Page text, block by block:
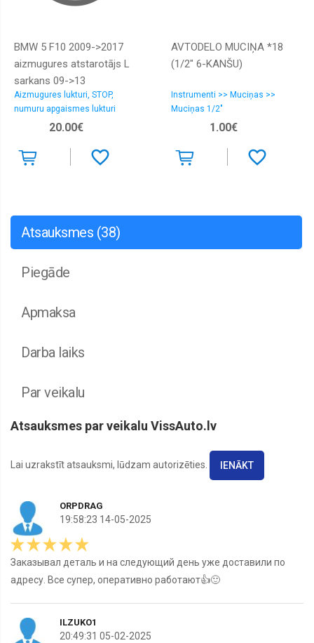
Kondicionieru
sajūgi,
vārsti
Kondicioniera
sausinātāji
Kondicioniera
sistēmas
Instrumenti
sporta
izpūtēji
BMW 5 F10 2009->2017
aizmugures atstarotājs L
sarkans 09->13
Aizmugures lukturi, STOP,
numuru apgaismes lukturi
20.00€
AVTODELO MUCIŅA *18
(1/2" 6-KANŠU)
Instrumenti >> Muciņas >>
Muciņas 1/2"
1.00€
Atsauksmes (38)
Piegāde
Apmaksa
Darba laiks
Par veikalu
Atsauksmes par veikalu VissAuto.lv
Lai uzrakstīt atsauksmi, lūdzam autorizēties. IENĀKT
ORPDRAG
19:58:23 14-05-2025
Заказывал деталь и на следующий день уже доставили по
адресу. Все супер, оперативно работают👍🙂
ILZUKO1
20:49:31 05-02-2025